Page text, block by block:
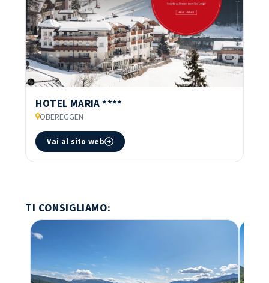
TI CONSIGLIAMO:
HOTEL MARIA ****
OBEREGGEN
Vai al sito web